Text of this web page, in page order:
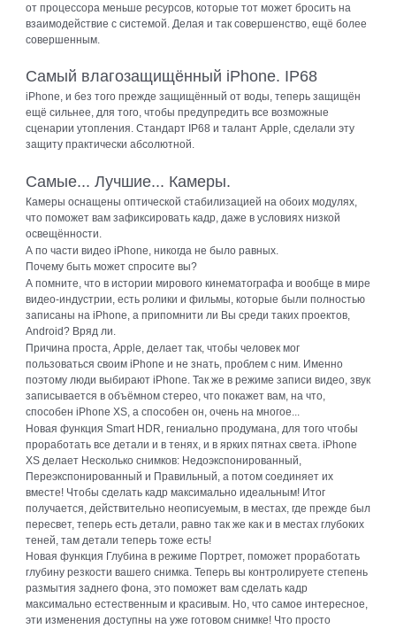
от процессора меньше ресурсов, которые тот может бросить на
взаимодействие с системой. Делая и так совершенство, ещё более
совершенным.
Самый влагозащищённый iPhone. IP68
iPhone, и без того прежде защищённый от воды, теперь защищён
ещё сильнее, для того, чтобы предупредить все возможные
сценарии утопления. Стандарт IP68 и талант Apple, сделали эту
защиту практически абсолютной.
Самые... Лучшие... Камеры.
Камеры оснащены оптической стабилизацией на обоих модулях,
что поможет вам зафиксировать кадр, даже в условиях низкой
освещённости.
А по части видео iPhone, никогда не было равных.
Почему быть может спросите вы?
А помните, что в истории мирового кинематографа и вообще в мире
видео-индустрии, есть ролики и фильмы, которые были полностью
записаны на iPhone, а припомнити ли Вы среди таких проектов,
Android? Вряд ли.
Причина проста, Apple, делает так, чтобы человек мог
пользоваться своим iPhone и не знать, проблем с ним. Именно
поэтому люди выбирают iPhone. Так же в режиме записи видео, звук
записывается в объёмном стерео, что покажет вам, на что,
способен iPhone XS, а способен он, очень на многое...
Новая функция Smart HDR, гениально продумана, для того чтобы
проработать все детали и в тенях, и в ярких пятнах света. iPhone
XS делает Несколько снимков: Недоэкспонированный,
Переэкспонированный и Правильный, а потом соединяет их
вместе! Чтобы сделать кадр максимально идеальным! Итог
получается, действительно неописуемым, в местах, где прежде был
пересвет, теперь есть детали, равно так же как и в местах глубоких
теней, там детали теперь тоже есть!
Новая функция Глубина в режиме Портрет, поможет проработать
глубину резкости вашего снимка. Теперь вы контролируете степень
размытия заднего фона, это поможет вам сделать кадр
максимально естественным и красивым. Но, что самое интересное,
эти изменения доступны на уже готовом снимке! Что просто